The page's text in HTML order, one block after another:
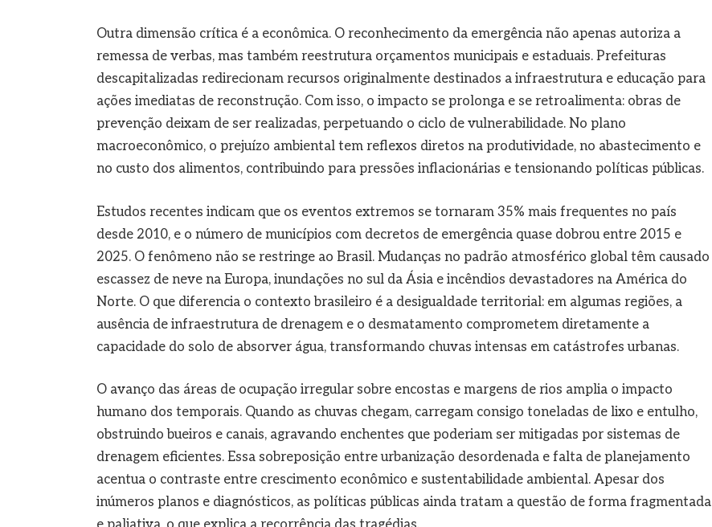
Outra dimensão crítica é a econômica. O reconhecimento da emergência não apenas autoriza a
remessa de verbas, mas também reestrutura orçamentos municipais e estaduais. Prefeituras
descapitalizadas redirecionam recursos originalmente destinados a infraestrutura e educação para
ações imediatas de reconstrução. Com isso, o impacto se prolonga e se retroalimenta: obras de
prevenção deixam de ser realizadas, perpetuando o ciclo de vulnerabilidade. No plano
macroeconômico, o prejuízo ambiental tem reflexos diretos na produtividade, no abastecimento e
no custo dos alimentos, contribuindo para pressões inflacionárias e tensionando políticas públicas.
Estudos recentes indicam que os eventos extremos se tornaram 35% mais frequentes no país
desde 2010, e o número de municípios com decretos de emergência quase dobrou entre 2015 e
2025. O fenômeno não se restringe ao Brasil. Mudanças no padrão atmosférico global têm causado
escassez de neve na Europa, inundações no sul da Ásia e incêndios devastadores na América do
Norte. O que diferencia o contexto brasileiro é a desigualdade territorial: em algumas regiões, a
ausência de infraestrutura de drenagem e o desmatamento comprometem diretamente a
capacidade do solo de absorver água, transformando chuvas intensas em catástrofes urbanas.
O avanço das áreas de ocupação irregular sobre encostas e margens de rios amplia o impacto
humano dos temporais. Quando as chuvas chegam, carregam consigo toneladas de lixo e entulho,
obstruindo bueiros e canais, agravando enchentes que poderiam ser mitigadas por sistemas de
drenagem eficientes. Essa sobreposição entre urbanização desordenada e falta de planejamento
acentua o contraste entre crescimento econômico e sustentabilidade ambiental. Apesar dos
inúmeros planos e diagnósticos, as políticas públicas ainda tratam a questão de forma fragmentada